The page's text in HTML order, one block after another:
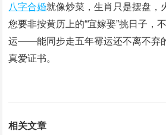
八字合婚就像炒菜，生肖只是摆盘，
您要非按黄历上的“宜嫁娶”挑日子，
运——能同步走五年霉运还不离不弃
真爱证书。
相关文章